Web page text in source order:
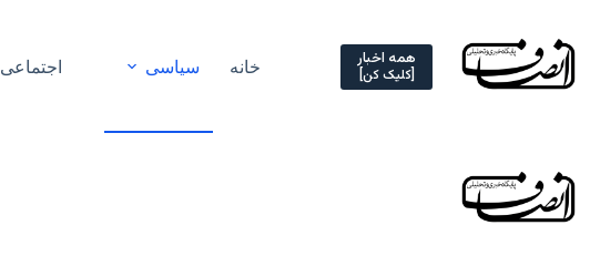
content
همه اخبار
[کلیک کن] خانه سیاسی اجتماعی